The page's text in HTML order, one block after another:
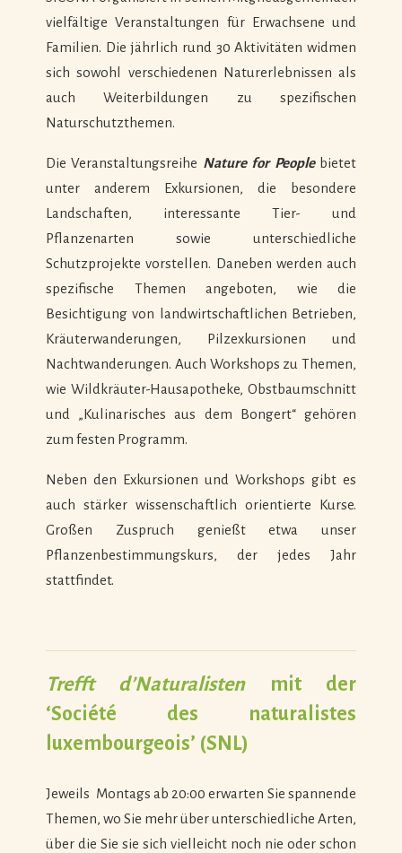
vielfältige Veranstaltungen für Erwachsene und
Familien. Die jährlich rund 30 Aktivitäten widmen
sich sowohl verschiedenen Naturerlebnissen als
auch Weiterbildungen zu spezifischen
Naturschutzthemen.
Die Veranstaltungsreihe Nature for People bietet
unter anderem Exkursionen, die besondere
Landschaften, interessante Tier- und
Pflanzenarten sowie unterschiedliche
Schutzprojekte vorstellen. Daneben werden auch
spezifische Themen angeboten, wie die
Besichtigung von landwirtschaftlichen Betrieben,
Kräuterwanderungen, Pilzexkursionen und
Nachtwanderungen. Auch Workshops zu Themen,
wie Wildkräuter-Hausapotheke, Obstbaumschnitt
und „Kulinarisches aus dem Bongert“ gehören
zum festen Programm.
Neben den Exkursionen und Workshops gibt es
auch stärker wissenschaftlich orientierte Kurse.
Großen Zuspruch genießt etwa unser
Pflanzenbestimmungskurs, der jedes Jahr
stattfindet.
Trefft d’Naturalisten mit der
‘Société des naturalistes
luxembourgeois’ (SNL)
Jeweils Montags ab 20:00 erwarten Sie spannende
Themen, wo Sie mehr über unterschiedliche Arten,
über die Sie sie sich vielleicht noch nie oder schon